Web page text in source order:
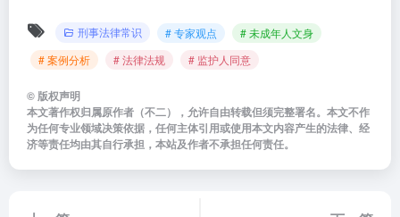
刑事法律常识 # 专家观点
# 未成年人文身
# 案例分析
# 法律法规 # 监护人同意
©版权声明
本文著作权归属原作者（不二），允许自由转载但须完整署名。本文不作
为任何专业领域决策依据，任何主体引用或使用本文内容产生的法律、经
济等责任均由其自行承担，本站及作者不承担任何责任。